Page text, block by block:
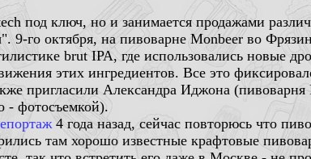
под ключ, но и занимается продажами
9-го октября, на пивоварне Monbeer во
brut IPA, где использовались новые
этих ингредиентов. Все это
пригласили Александра Иджона (пивоварня
- фотосъемкой).
4 года назад, сейчас повторюсь что
там хорошо известные крафтовые